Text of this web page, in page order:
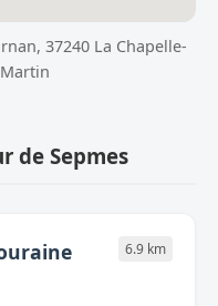
37240 La Chapelle-
de Sepmes
6.9 km